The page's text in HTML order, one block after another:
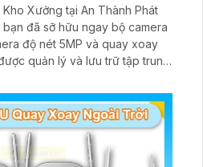
Xưởng tại An Thành Phát
bạn đã sỡ hữu ngay bộ camera
độ nét 5MP và quay xoay
quản lý và lưu trữ tập trung